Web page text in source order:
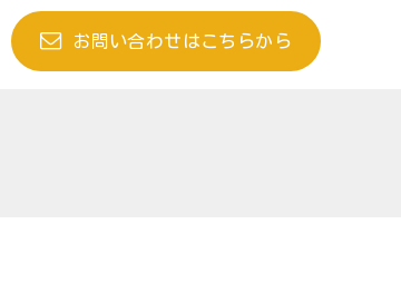
お問い合わせはこちらから